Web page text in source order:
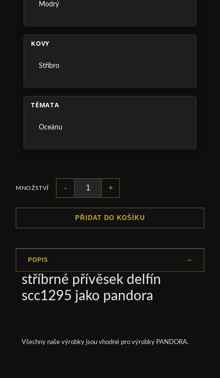
Modrý
KOVY
Stříbro
TÉMATA
Oceánu
MNOŽSTVÍ - +
PŘIDAT DO KOŠÍKU
POPIS
stříbrné přívěsek delfín
scc1295 jako pandora
Všechny naše výrobky jsou vhodné pro výrobky PANDORA.